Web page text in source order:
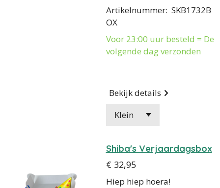
Artikelnummer: SKB1732B
OX
Voor 23:00 uur besteld = De
volgende dag verzonden
Bekijk details
Shiba's Verjaardagsbox
€ 32,95
Hiep hiep hoera!